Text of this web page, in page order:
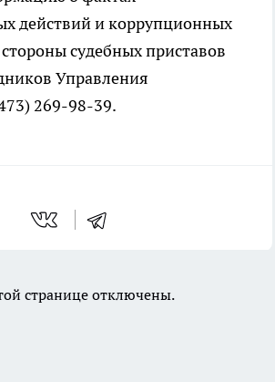
действий и коррупционных
судебных приставов
Управления
269-98-39.
странице отключены.